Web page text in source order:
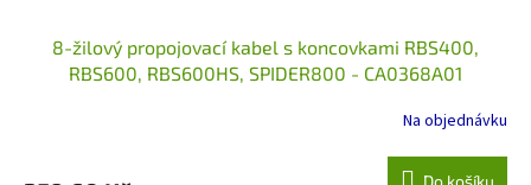
8-žilový propojovací kabel s koncovkami RBS400,
RBS600, RBS600HS, SPIDER800 - CA0368A01
Na objednávku
Do košíku